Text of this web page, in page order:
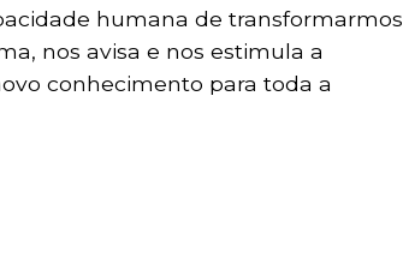
humana de transformarmos
nos avisa e nos estimula a
conhecimento para toda a